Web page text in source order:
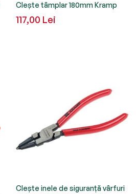
Clește tâmplar 180mm Kramp
117,00 Lei
Clește inele de siguranță vârfuri